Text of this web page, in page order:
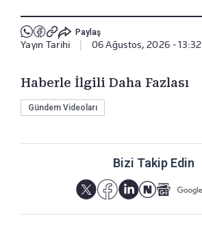
Paylaş
Yayın Tarihi 06 Ağustos, 2026 - 13:32
Haberle İlgili Daha Fazlası
Gündem Videoları
Bizi Takip Edin